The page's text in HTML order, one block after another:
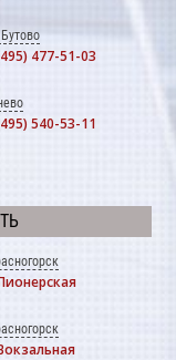
477-51-03
540-53-11